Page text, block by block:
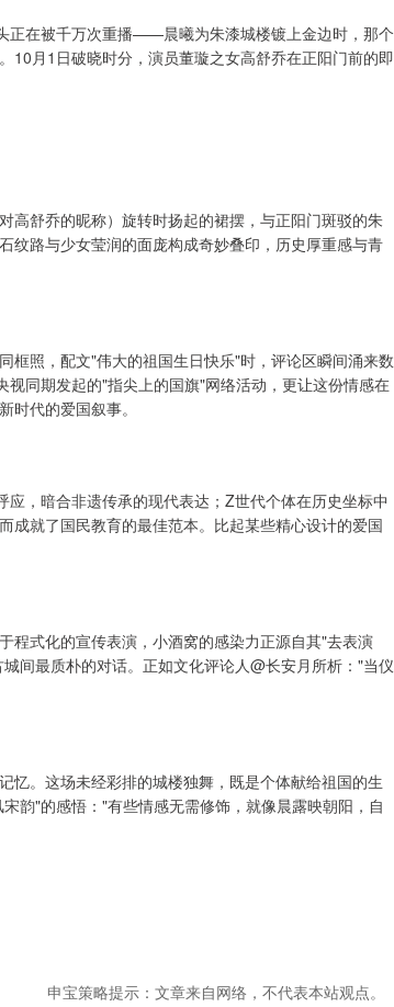
正在被千万次重播——晨曦为朱漆城楼镀上金边时，那个
10月1日破晓时分，演员董璇之女高舒乔在正阳门前的即
高舒乔的昵称）旋转时扬起的裙摆，与正阳门斑驳的朱
纹路与少女莹润的面庞构成奇妙叠印，历史厚重感与青
框照，配文"伟大的祖国生日快乐"时，评论区瞬间涌来数
同期发起的"指尖上的国旗"网络活动，更让这份情感在
代的爱国叙事。
，暗合非遗传承的现代表达；Z世代个体在历史坐标中
成就了国民教育的最佳范本。比起某些精心设计的爱国
程式化的宣传表演，小酒窝的感染力正源自其"去表演
间最质朴的对话。正如文化评论人@长安月所析："当仪
忆。这场未经彩排的城楼独舞，既是个体献给祖国的生
韵"的感悟："有些情感无需修饰，就像晨露映朝阳，自
申宝策略提示：文章来自网络，不代表本站观点。